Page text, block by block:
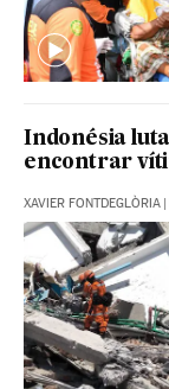
Indonésia
encontrar
XAVIER FONTDEGLÒRIA |